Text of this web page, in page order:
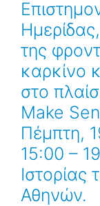
της
καρκίνο
στο
Make
Πέμπτη,
15:00 –
Ιστορίας
Αθηνών.